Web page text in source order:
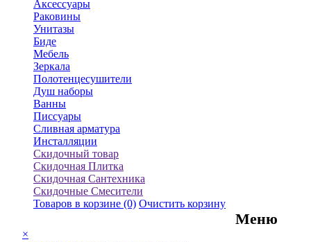
Аксессуары
Раковины
Унитазы
Биде
Мебель
Зеркала
Полотенцесушители
Душ наборы
Ванны
Писсуары
Сливная арматура
Инсталляции
Скидочный товар
Скидочная Плитка
Скидочная Сантехника
Скидочные Смесители
Товаров в корзине (0) Очистить корзину
Меню
×